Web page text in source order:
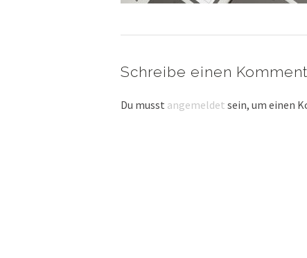
Schreibe einen
Du musst angemeldet sein, um einen